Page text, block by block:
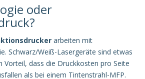
oder
arbeiten mit
Schwarz/Weiß-Lasergeräte sind etwas
Vorteil, dass die Druckkosten pro Seite
als bei einem Tintenstrahl-MFP.